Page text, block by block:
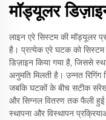
मॉड्यूलर
लाइन एरे सिस्टम की मॉड्यूलर
है। प्रत्येक एरे घटक को
डिज़ाइन किया गया है, जिससे
अनुमति मिलती है। उन्नत
जबकि घटकों के बीच सटीक
और सिग्नल वितरण तक फैली
स्थापना और विस्थापन